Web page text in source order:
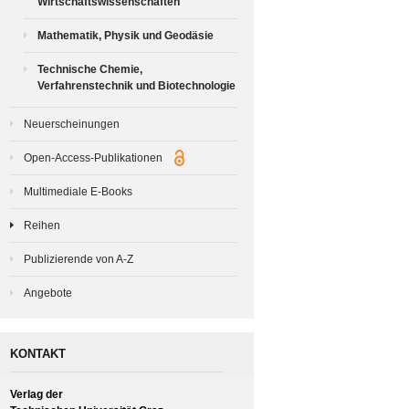
Mathematik, Physik und Geodäsie
Technische Chemie,
Verfahrenstechnik und Biotechnologie
Neuerscheinungen
Open-Access-Publikationen
Multimediale E-Books
Reihen
Publizierende von A-Z
Angebote
KONTAKT
Verlag der